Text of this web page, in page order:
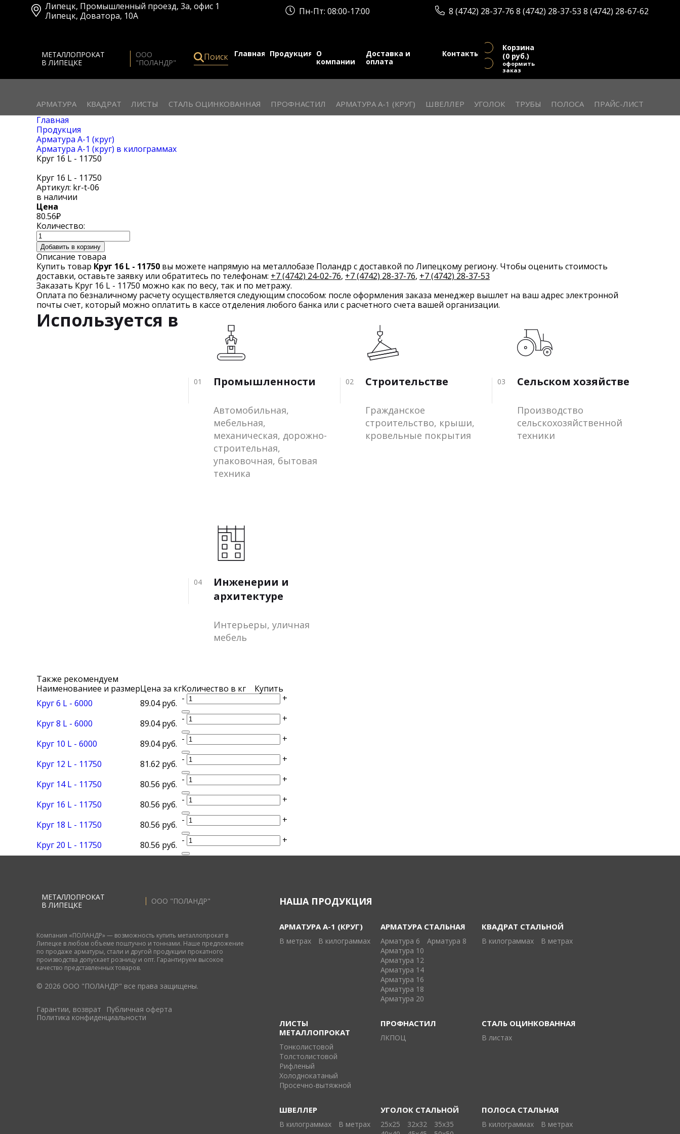
Липецк, Промышленный проезд, 3а, офис 1
Липецк, Доватора, 10А Пн-Пт: 08:00-17:00 8 (4742) 28-37-76 8 (4742) 28-37-53 8 (4742) 28-67-62
МЕТАЛЛОПРОКАТ
В ЛИПЕЦКЕ
ООО
"ПОЛАНДР"
Поиск Главная Продукция О
компании
Доставка и
оплата
Контакты
Корзина
(0 руб.)
оформить
заказ
АРМАТУРА КВАДРАТ ЛИСТЫ СТАЛЬ ОЦИНКОВАННАЯ ПРОФНАСТИЛ АРМАТУРА А-1 (КРУГ) ШВЕЛЛЕР УГОЛОК ТРУБЫ ПОЛОСА ПРАЙС-ЛИСТ
(0 руб.)
оформить заказ
Главная
Продукция
Арматура А-1 (круг)
Арматура А-1 (круг) в килограммах
Круг 16 L - 11750
Круг 16 L - 11750
Артикул: kr-t-06
в наличии
Цена
80.56₽
Количество:
Добавить в корзину
Описание товара
Купить товар Круг 16 L - 11750 вы можете напрямую на металлобазе Поландр с доставкой по Липецкому региону. Чтобы оценить стоимость
доставки, оставьте заявку или обратитесь по телефонам: +7 (4742) 24-02-76, +7 (4742) 28-37-76, +7 (4742) 28-37-53
Заказать Круг 16 L - 11750 можно как по весу, так и по метражу.
Оплата по безналичному расчету осуществляется следующим способом: после оформления заказа менеджер вышлет на ваш адрес электронной
почты счет, который можно оплатить в кассе отделения любого банка или с расчетного счета вашей организации.
Используется в
01 Промышленности
Автомобильная,
мебельная,
механическая, дорожно-
строительная,
упаковочная, бытовая
техника
02 Строительстве
Гражданское
строительство, крыши,
кровельные покрытия
03 Сельском хозяйстве
Производство
сельскохозяйственной
техники
04
Инженерии и
архитектуре
Интерьеры, уличная
мебель
Также рекомендуем
Наименованиеe и размерЦена за кгКоличество в кг
Купить
Круг 6 L - 6000
89.04 руб. - +
Круг 8 L - 6000 89.04 руб. - +
Круг 10 L - 6000 89.04 руб. - +
Круг 12 L - 11750 81.62 руб. - +
Круг 14 L - 11750 80.56 руб. - +
Круг 16 L - 11750 80.56 руб. - +
Круг 18 L - 11750 80.56 руб. - +
Круг 20 L - 11750 80.56 руб. - +
МЕТАЛЛОПРОКАТ
В ЛИПЕЦКЕ
ООО "ПОЛАНДР"
Компания «ПОЛАНДР» — возможность купить металлопрокат в
Липецке в любом объеме поштучно и тоннами. Наше предложение
по продаже арматуры, стали и другой продукции прокатного
производства допускает розницу и опт. Гарантируем высокое
качество представленных товаров.
© 2026 ООО "ПОЛАНДР" все права защищены.
Гарантии, возврат
Публичная оферта
Политика конфиденциальности
НАША ПРОДУКЦИЯ
АРМАТУРА А-1 (КРУГ)
В метрах В килограммах
АРМАТУРА СТАЛЬНАЯ
Арматура 6
Арматура 8
Арматура 10
Арматура 12
Арматура 14
Арматура 16
Арматура 18
Арматура 20
КВАДРАТ СТАЛЬНОЙ
В килограммах В метрах
ЛИСТЫ
МЕТАЛЛОПРОКАТ
Тонколистовой
Толстолистовой
Рифленый
Холоднокатаный
Проcечно-вытяжной
ПРОФНАСТИЛ
ЛКПОЦ
СТАЛЬ ОЦИНКОВАННАЯ
В листах
ШВЕЛЛЕР
В килограммах В метрах
УГОЛОК СТАЛЬНОЙ
25х25 32х32
35х35
ПОЛОСА СТАЛЬНАЯ
В килограммах В метрах